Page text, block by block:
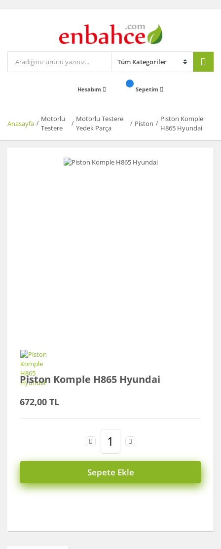
Hesabım Sepetim
Anasayfa
Motorlu
Testere
Motorlu Testere
Yedek Parça
Piston
Piston Komple
H865 Hyundai
Piston Komple H865 Hyundai
672,00 TL
Sepete Ekle